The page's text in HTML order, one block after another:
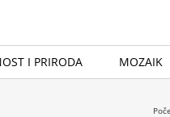
I PRIRODA MOZAIK